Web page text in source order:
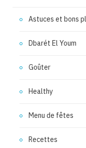
Astuces et bons
Dbarét El Youm
Goûter
Healthy
Menu de fêtes
Recettes